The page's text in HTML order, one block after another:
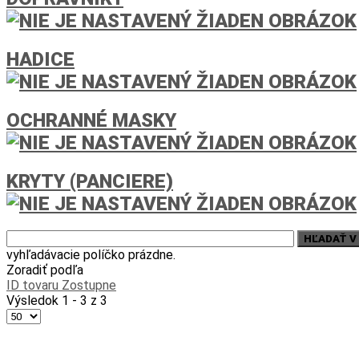
HADICE
OCHRANNÉ MASKY
KRYTY (PANCIERE)
vyhľadávacie políčko prázdne.
Zoradiť podľa
ID tovaru Zostupne
Výsledok 1 - 3 z 3